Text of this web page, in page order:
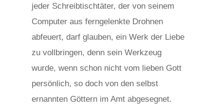
jeder Schreibtischtäter, der von seinem
Computer aus ferngelenkte Drohnen
abfeuert, darf glauben, ein Werk der Liebe
zu vollbringen, denn sein Werkzeug
wurde, wenn schon nicht vom lieben Gott
persönlich, so doch von den selbst
ernannten Göttern im Amt abgesegnet.